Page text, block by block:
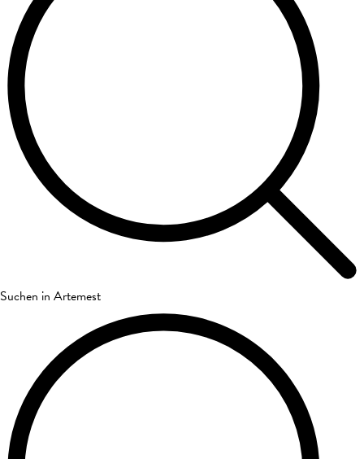
Suchen in Artemest